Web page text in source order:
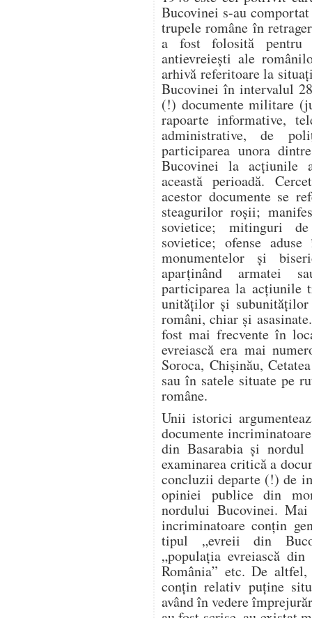
Bucovinei s-au
trupele române în
a fost folosită pentru
antievreiești ale
arhivă referitoare la
Bucovinei în intervalul
(!) documente militare
rapoarte informative,
administrative, de
participarea unora
Bucovinei la acțiunile
această perioadă.
acestor documente se
steagurilor roșii;
sovietice; mitinguri
sovietice; ofense
monumentelor și
aparținând armatei
participarea la acțiunile
unităților și
români, chiar și
fost mai frecvente în
evreiască era mai
Soroca, Chișinău,
sau în satele situate pe
române.
Unii istorici
documente
din Basarabia și nordul
examinarea critică a
concluzii departe (!) de
opiniei publice din
nordului Bucovinei.
incriminatoare conțin
tipul „evreii din
„populația evreiască
România” etc. De
conțin relativ puține
având în vedere